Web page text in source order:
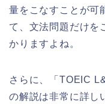
量をこなすことが可
て、文法問題だけを
かりますよね。
さらに、「TOEIC
の解説は非常に詳し